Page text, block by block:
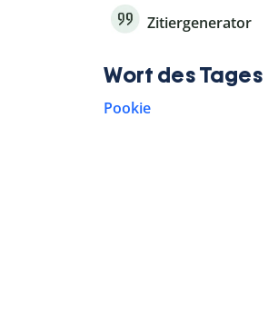
Zitiergenerator
Wort des Tages
Pookie